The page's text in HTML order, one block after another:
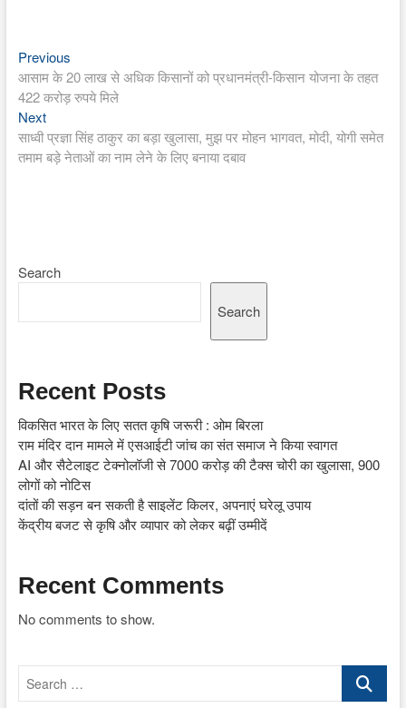
Post
navigation
PreviousPrevious
post:
आसाम के 20 लाख से अधिक किसानों को प्रधानमंत्री-किसान योजना के तहत
422 करोड़ रुपये मिले
NextNext
post:
साध्वी प्रज्ञा सिंह ठाकुर का बड़ा खुलासा, मुझ पर मोहन भागवत, मोदी, योगी समेत
तमाम बड़े नेताओं का नाम लेने के लिए बनाया दबाव
Search
Search
Recent Posts
विकसित भारत के लिए सतत कृषि जरूरी : ओम बिरला
राम मंदिर दान मामले में एसआईटी जांच का संत समाज ने किया स्वागत
AI और सैटेलाइट टेक्नोलॉजी से 7000 करोड़ की टैक्स चोरी का खुलासा, 900
लोगों को नोटिस
दांतों की सड़न बन सकती है साइलेंट किलर, अपनाएं घरेलू उपाय
केंद्रीय बजट से कृषि और व्यापार को लेकर बढ़ीं उम्मीदें
Recent Comments
No comments to show.
Search